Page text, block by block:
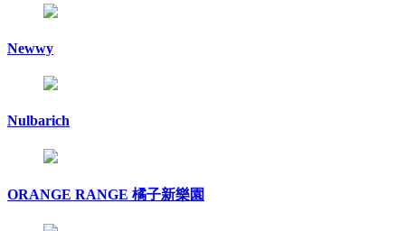
Newwy
Nulbarich
ORANGE RANGE 橘子新樂園